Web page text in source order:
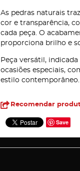
As pedras naturais
cor e transparência,
cada peça. O
proporciona brilho e
Peça versátil,
ocasiões especiais,
estilo contemporâneo.
Recomendar
Save